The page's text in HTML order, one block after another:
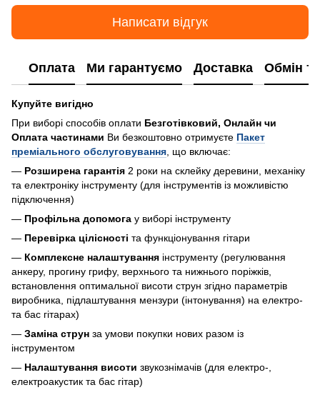
Написати відгук
Оплата Ми гарантуємо Доставка Обмін
Купуйте вигідно
При виборі способів оплати Безготівковий, Онлайн чи
Оплата частинами Ви безкоштовно отримуєте Пакет
преміального обслуговування , що включає:
— Розширена гарантія 2 роки на склейку деревини, механіку
та електроніку інструменту (для інструментів із можливістю
підключення)
— Профільна допомога у виборі інструменту
— Перевірка цілісності та функціонування гітари
— Комплексне налаштування інструменту (регулювання
анкеру, прогину грифу, верхнього та нижнього поріжків,
встановлення оптимальної висоти струн згідно параметрів
виробника, підлаштування мензури (інтонування) на електро-
та бас гітарах)
— Заміна струн за умови покупки нових разом із
інструментом
— Налаштування висоти звукознімачів (для електро-,
електроакустик та бас гітар)